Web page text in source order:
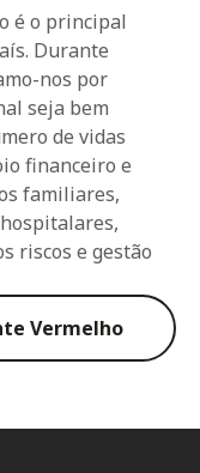
é o principal
Durante
nos por
seja bem
de vidas
financeiro e
familiares,
riscos e gestão
Vermelho